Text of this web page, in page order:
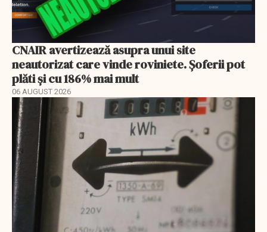
CNAIR avertizează asupra unui site
neautorizat care vinde roviniete. Șoferii pot
plăti și cu 186% mai mult
06 AUGUST 2026